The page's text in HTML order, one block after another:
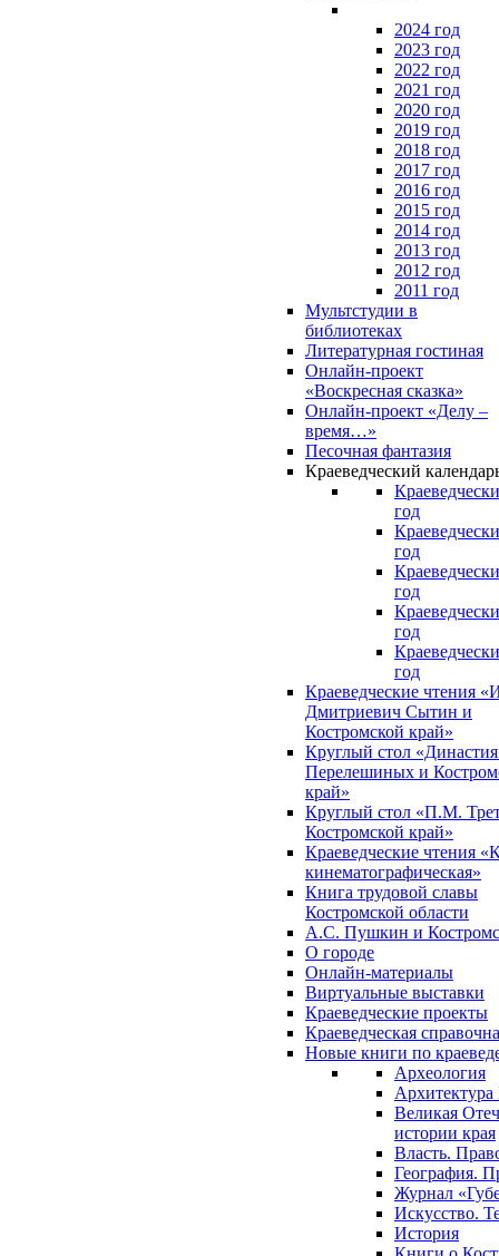
2024 год
2023 год
2022 год
2021 год
2020 год
2019 год
2018 год
2017 год
2016 год
2015 год
2014 год
2013 год
2012 год
2011 год
Мультстудии в
библиотеках
Литературная гостиная
Онлайн-проект
«Воскресная сказка»
Онлайн-проект «Делу –
время…»
Песочная фантазия
Краеведческий
год
год
год
год
год
Краеведческие чтения
Дмитриевич Сытин и
Костромской край»
Круглый стол
Перелешиных и
край»
Круглый стол «П.М.
Костромской край»
Краеведческие чтения
кинематографическая»
Книга трудовой славы
Костромской области
А.С. Пушкин и
О городе
Онлайн-материалы
Виртуальные выставки
Краеведческие проекты
Краеведческая
Новые книги по
Археология
Архитектура
Великая
истории края
Власть.
География.
Журнал
Искусство.
История